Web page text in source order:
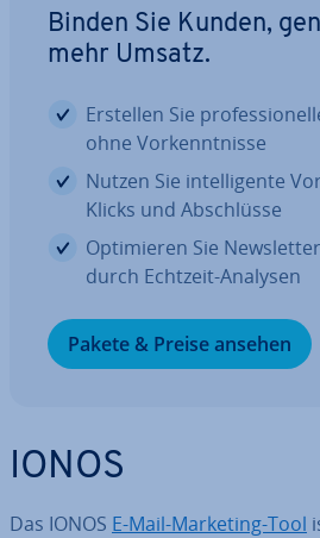
Binden Sie Kunden,
mehr Umsatz.
Erstellen Sie
ohne Vor­kennt­nis­se
Nutzen Sie in­tel­li­gen­te
Klicks und Ab­schlüs­se
Op­ti­mie­ren Sie
durch Echtzeit-Analysen
Pakete & Preise ansehen
IONOS
Das IONOS E-Mail-Marketing-Tool